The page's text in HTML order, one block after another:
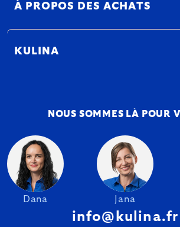
À PROPOS DES ACHATS
KULINA
NOUS SOMMES LÀ POUR
Dana Jana
info@kulina.fr